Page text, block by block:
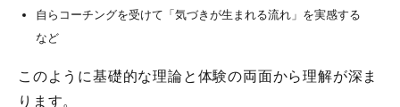
自らコーチングを受けて「気づきが生まれる流れ」を実感する
など
このように基礎的な理論と体験の両面から理解が深ま
ります。